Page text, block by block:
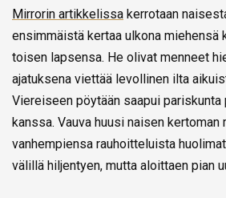
Mirrorin artikkelissa kerrotaan
ensimmäistä kertaa ulkona miehensä
toisen lapsensa. He olivat menneet
ajatuksena viettää levollinen ilta
Viereiseen pöytään saapui pariskunta
kanssa. Vauva huusi naisen kertoman
vanhempiensa rauhoitteluista
välillä hiljentyen, mutta aloittaen pian